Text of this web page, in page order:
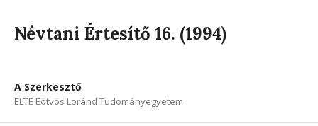
Névtani Értesítő 16. (1994)
A Szerkesztő
ELTE Eötvös Loránd Tudományegyetem